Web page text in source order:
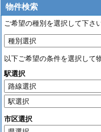
物件検索
ご希望の種別を選択して下さ
以下ご希望の条件を選択して
駅選択
市区選択